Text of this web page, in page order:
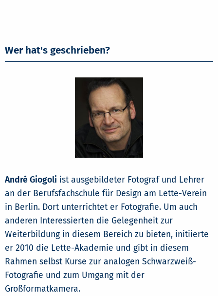
Wer hat's geschrieben?
André Giogoli ist ausgebildeter Fotograf und Lehrer
an der Berufsfachschule für Design am Lette-Verein
in Berlin. Dort unterrichtet er Fotografie. Um auch
anderen Interessierten die Gelegenheit zur
Weiterbildung in diesem Bereich zu bieten, initiierte
er 2010 die Lette-Akademie und gibt in diesem
Rahmen selbst Kurse zur analogen Schwarzweiß-
Fotografie und zum Umgang mit der
Großformatkamera.